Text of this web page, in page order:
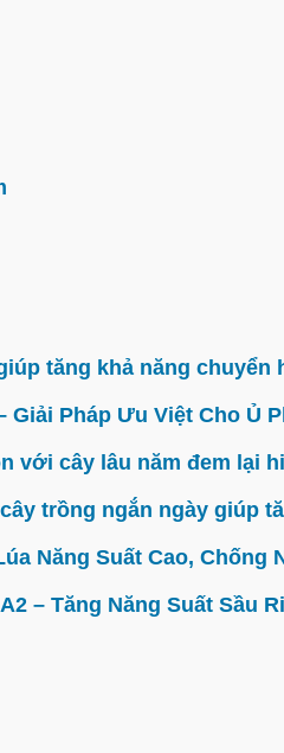
tăng khả năng
Giải Pháp Ưu Việt Cho Ủ
với cây lâu năm đem lại
trồng ngắn ngày giúp
Năng Suất Cao, Chống
– Tăng Năng Suất Sầu